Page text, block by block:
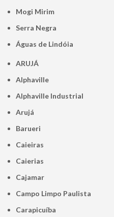
Mogi Mirim
Serra Negra
Águas de Lindóia
ARUJÁ
Alphaville
Alphaville Industrial
Arujá
Barueri
Caieiras
Caierias
Cajamar
Campo Limpo Paulista
Carapicuíba